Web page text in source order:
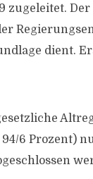
zugeleitet.
dient.
6 Prozent)